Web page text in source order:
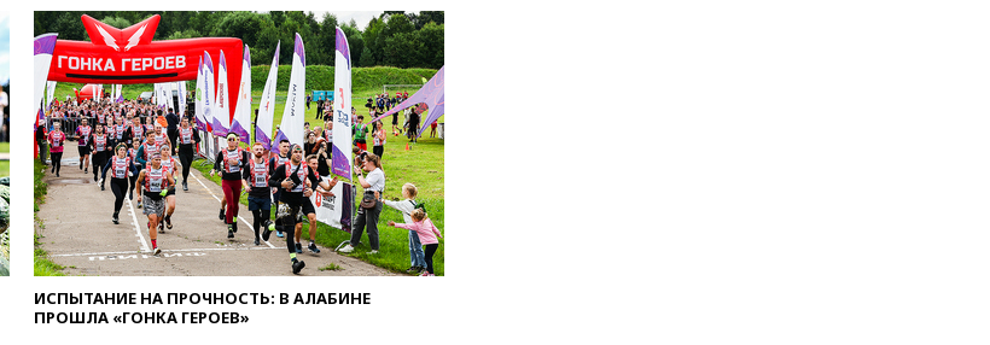
вчера, 11:07При
столкновении катера и лодки
под Самарой погибли два
человека
вчера, 10:27Движение по
трассе «Новороссия»
восстановлено
вчера, 09:55Силы ПВО
перехватили за утро 85 БПЛА
над территорией РФ
вчера, 09:25Ильский НПЗ на
Кубани загорелся после
ИСПЫТАНИЕ НА ПРОЧНОСТЬ: В АЛАБИНЕ
ПРОШЛА «ГОНКА ГЕРОЕВ»